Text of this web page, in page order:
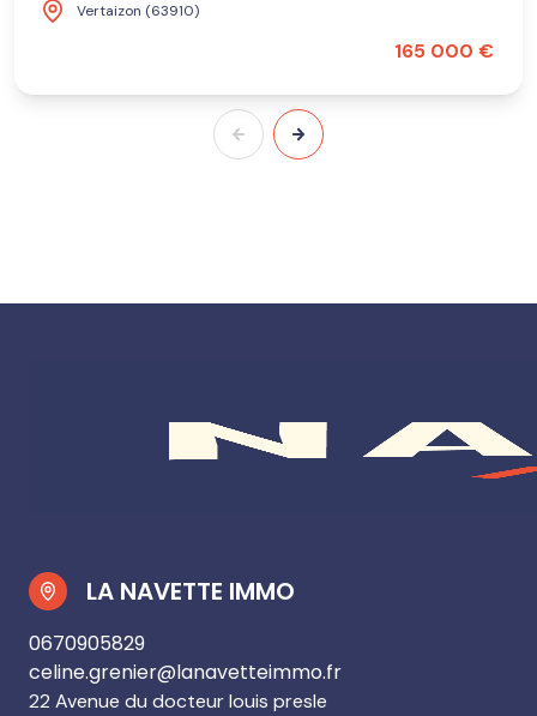
Vertaizon (63910)
165 000 €
LA NAVETTE IMMO
0670905829
celine.grenier@lanavetteimmo.fr
22 Avenue du docteur louis presle